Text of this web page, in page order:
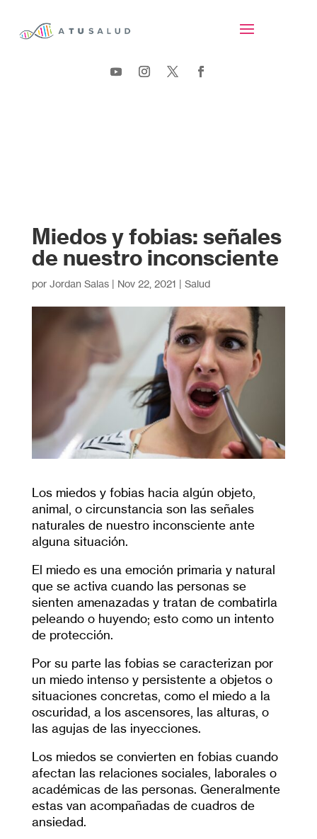
Miedos y fobias: señales
de nuestro inconsciente
por Jordan Salas| Nov 22, 2021 | Salud
Los miedos y fobias hacia algún objeto,
animal, o circunstancia son las señales
naturales de nuestro inconsciente ante
alguna situación.
El miedo es una emoción primaria y natural
que se activa cuando las personas se
sienten amenazadas y tratan de combatirla
peleando o huyendo; esto como un intento
de protección.
Por su parte las fobias se caracterizan por
un miedo intenso y persistente a objetos o
situaciones concretas, como el miedo a la
oscuridad, a los ascensores, las alturas, o
las agujas de las inyecciones.
Los miedos se convierten en fobias cuando
afectan las relaciones sociales, laborales o
académicas de las personas. Generalmente
estas van acompañadas de cuadros de
ansiedad.